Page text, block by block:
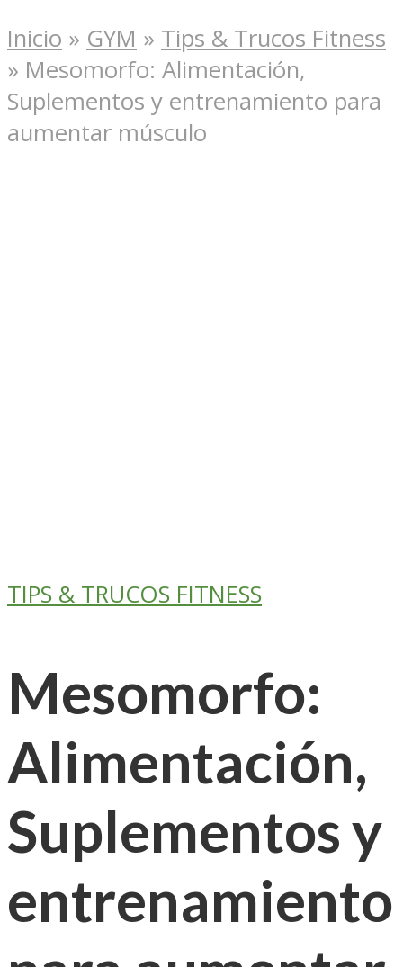
Inicio » GYM » Tips & Trucos Fitness
» Mesomorfo: Alimentación,
Suplementos y entrenamiento para
aumentar músculo
TIPS & TRUCOS FITNESS
Mesomorfo:
Alimentación,
Suplementos y
entrenamiento